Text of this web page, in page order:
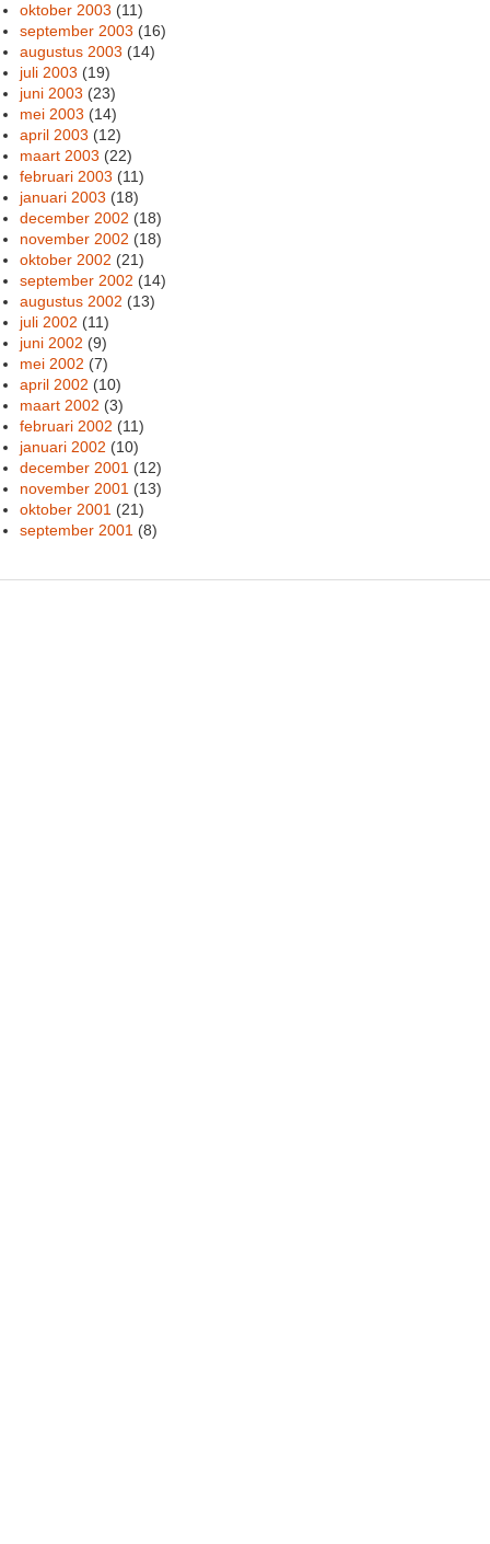
oktober 2003 (11)
september 2003 (16)
augustus 2003 (14)
juli 2003 (19)
juni 2003 (23)
mei 2003 (14)
april 2003 (12)
maart 2003 (22)
februari 2003 (11)
januari 2003 (18)
december 2002 (18)
november 2002 (18)
oktober 2002 (21)
september 2002 (14)
augustus 2002 (13)
juli 2002 (11)
juni 2002 (9)
mei 2002 (7)
april 2002 (10)
maart 2002 (3)
februari 2002 (11)
januari 2002 (10)
december 2001 (12)
november 2001 (13)
oktober 2001 (21)
september 2001 (8)